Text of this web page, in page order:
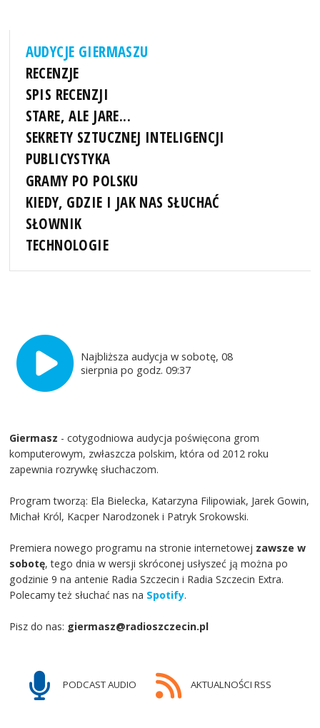
AUDYCJE GIERMASZU
RECENZJE
SPIS RECENZJI
STARE, ALE JARE...
SEKRETY SZTUCZNEJ INTELIGENCJI
PUBLICYSTYKA
GRAMY PO POLSKU
KIEDY, GDZIE I JAK NAS SŁUCHAĆ
SŁOWNIK
TECHNOLOGIE
Najbliższa audycja w sobotę, 08
sierpnia po godz. 09:37
Giermasz - cotygodniowa audycja poświęcona grom
komputerowym, zwłaszcza polskim, która od 2012 roku
zapewnia rozrywkę słuchaczom.
Program tworzą: Ela Bielecka, Katarzyna Filipowiak, Jarek Gowin,
Michał Król, Kacper Narodzonek i Patryk Srokowski.
Premiera nowego programu na stronie internetowej zawsze w
sobotę, tego dnia w wersji skróconej usłyszeć ją można po
godzinie 9 na antenie Radia Szczecin i Radia Szczecin Extra.
Polecamy też słuchać nas na Spotify.
Pisz do nas: giermasz@radioszczecin.pl
PODCAST AUDIO AKTUALNOŚCI RSS